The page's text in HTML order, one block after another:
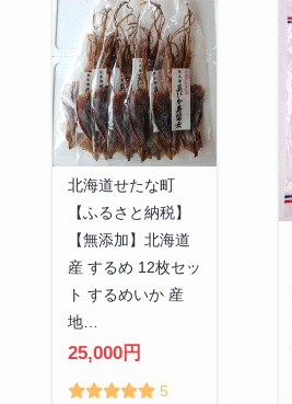
北海道せたな町
【ふるさと納税】
【無添加】北海道
産 するめ 12枚セッ
ト するめいか 産
地…
25,000円
5